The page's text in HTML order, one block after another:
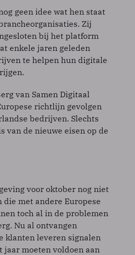
geen idee wat hen staat
Zij
bij het platform
enkele jaren geleden
te helpen hun digitale
van Samen Digitaal
richtlijn gevolgen
bedrijven. Slechts
van de nieuwe eisen op de
voor oktober nog niet
met andere Europese
toch al in de problemen
Nu al ontvangen
klanten leveren signalen
jaar moeten voldoen aan